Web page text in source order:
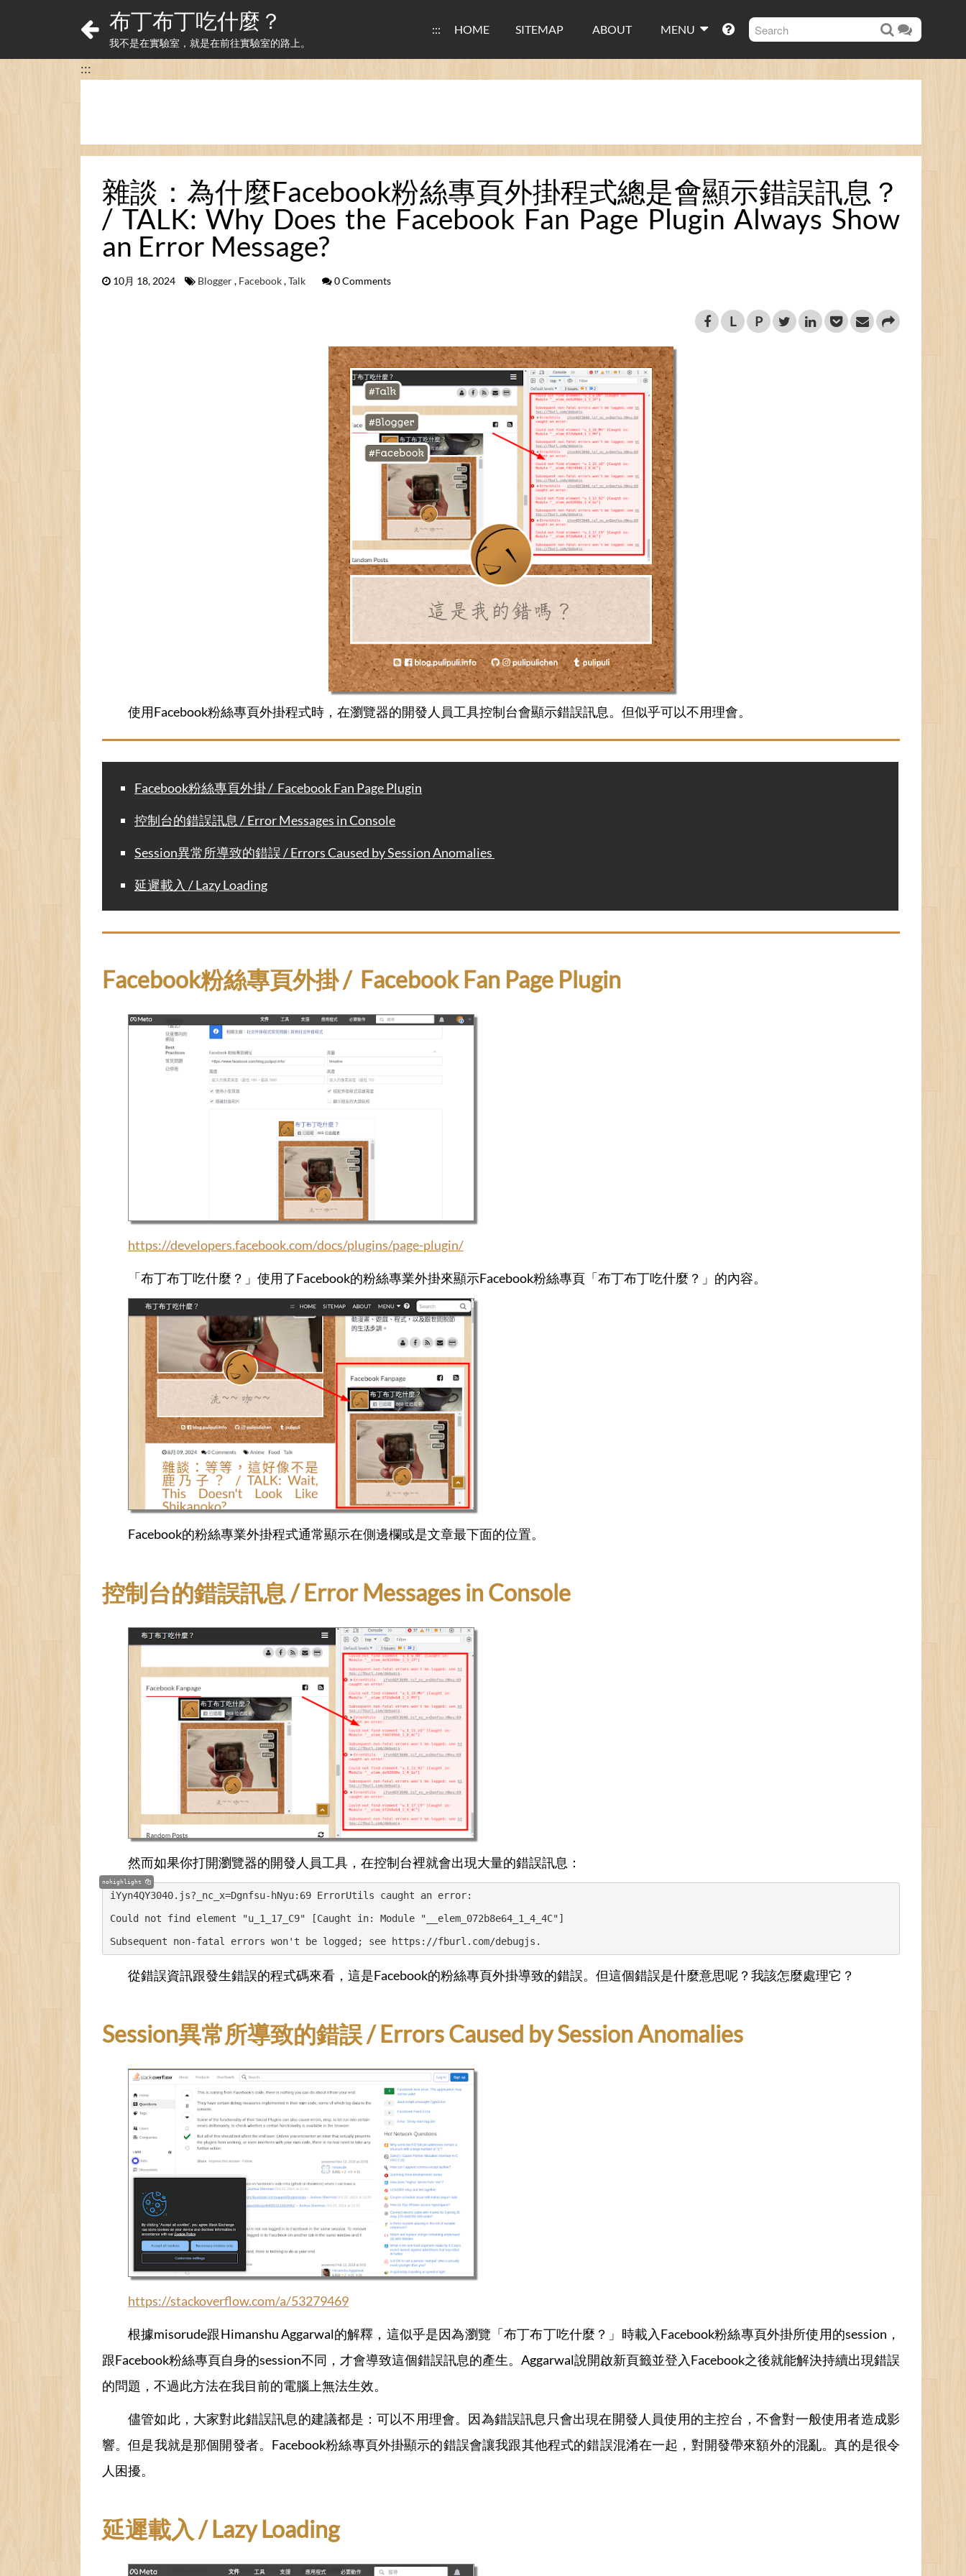
布丁布丁吃什麼？
我不是在實驗室，就是在前往實驗室的路上。
::: HOME SITEMAP ABOUT MENU
:::
雜談：為什麼Facebook粉絲專頁外掛程式總是會顯示錯誤訊息？
/ TALK: Why Does the Facebook Fan Page Plugin Always Show
an Error Message?
10月 18, 2024 Blogger, Facebook,Talk 0 Comments
L P
使用Facebook粉絲專頁外掛程式時，在瀏覽器的開發人員工具控制台會顯示錯誤訊息。但似乎可以不用理會。
Facebook粉絲專頁外掛 / Facebook Fan Page Plugin
控制台的錯誤訊息 / Error Messages in Console
Session異常所導致的錯誤 / Errors Caused by Session Anomalies
延遲載入 / Lazy Loading
Facebook粉絲專頁外掛 / Facebook Fan Page Plugin
https://developers.facebook.com/docs/plugins/page-plugin/
「布丁布丁吃什麼？」使用了Facebook的粉絲專業外掛來顯示Facebook粉絲專頁「布丁布丁吃什麼？」的內容。
Facebook的粉絲專業外掛程式通常顯示在側邊欄或是文章最下面的位置。
控制台的錯誤訊息 / Error Messages in Console
然而如果你打開瀏覽器的開發人員工具，在控制台裡就會出現大量的錯誤訊息：
nohighlight
iYyn4QY3040.js?_nc_x=Dgnfsu-hNyu:69 ErrorUtils caught an error:
Could not find element "u_1_17_C9" [Caught in: Module "__elem_072b8e64_1_4_4C"]
Subsequent non-fatal errors won't be logged; see https://fburl.com/debugjs.
從錯誤資訊跟發生錯誤的程式碼來看，這是Facebook的粉絲專頁外掛導致的錯誤。但這個錯誤是什麼意思呢？我該怎麼處理它？
Session異常所導致的錯誤 / Errors Caused by Session Anomalies
https://stackoverflow.com/a/53279469
根據misorude跟Himanshu Aggarwal的解釋，這似乎是因為瀏覽「布丁布丁吃什麼？」時載入Facebook粉絲專頁外掛所使用的session，
跟Facebook粉絲專頁自身的session不同，才會導致這個錯誤訊息的產生。Aggarwal說開啟新頁籤並登入Facebook之後就能解決持續出現錯誤
的問題，不過此方法在我目前的電腦上無法生效。
儘管如此，大家對此錯誤訊息的建議都是：可以不用理會。因為錯誤訊息只會出現在開發人員使用的主控台，不會對一般使用者造成影
響。但是我就是那個開發者。Facebook粉絲專頁外掛顯示的錯誤會讓我跟其他程式的錯誤混淆在一起，對開發帶來額外的混亂。真的是很令
人困擾。
延遲載入 / Lazy Loading